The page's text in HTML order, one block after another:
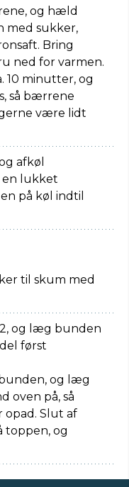
og hæld
med sukker,
Bring
ned for varmen.
10 minutter, og
så bærrene
være lidt
afkøl
en lukket
på køl indtil
til skum med
og læg bunden
først
og læg
oven på, så
opad. Slut af
toppen, og